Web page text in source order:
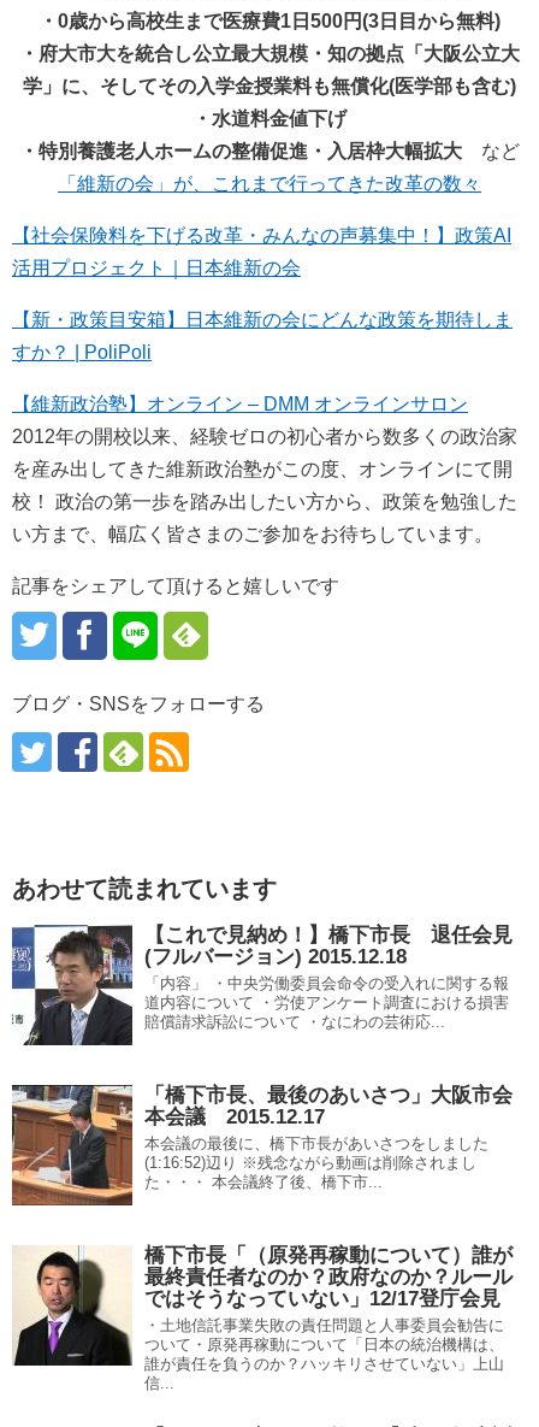
・0歳から高校生まで医療費1日500円(3日目から無料)
・府大市大を統合し公立最大規模・知の拠点「大阪公立大
学」に、そしてその入学金授業料も無償化(医学部も含む)
・水道料金値下げ
・特別養護老人ホームの整備促進・入居枠大幅拡大 など
「維新の会」が、これまで行ってきた改革の数々
【社会保険料を下げる改革・みんなの声募集中！】政策AI
活用プロジェクト｜日本維新の会
【新・政策目安箱】日本維新の会にどんな政策を期待しま
すか？ | PoliPoli
【維新政治塾】オンライン – DMM オンラインサロン
2012年の開校以来、経験ゼロの初心者から数多くの政治家
を産み出してきた維新政治塾がこの度、オンラインにて開
校！ 政治の第一歩を踏み出したい方から、政策を勉強した
い方まで、幅広く皆さまのご参加をお待ちしています。
記事をシェアして頂けると嬉しいです
ブログ・SNSをフォローする
あわせて読まれています
【これで見納め！】橋下市長 退任会見
(フルバージョン) 2015.12.18
「内容」 ・中央労働委員会命令の受入れに関する報
道内容について ・労使アンケート調査における損害
賠償請求訴訟について ・なにわの芸術応...
「橋下市長、最後のあいさつ」大阪市会
本会議 2015.12.17
本会議の最後に、橋下市長があいさつをしました
(1:16:52)辺り ※残念ながら動画は削除されまし
た・・・ 本会議終了後、橋下市...
橋下市長「（原発再稼動について）誰が
最終責任者なのか？政府なのか？ルール
ではそうなっていない」12/17登庁会見
・土地信託事業失敗の責任問題と人事委員会勧告に
ついて・原発再稼動について「日本の統治機構は、
誰が責任を負うのか？ハッキリさせていない」上山
信...